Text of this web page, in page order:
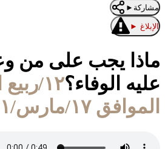
مشاركة ►
الإبلاغ ►
ماذا يجب على من
عليه الوفاء؟
الموافق ١٧/مارس/٢٠١١